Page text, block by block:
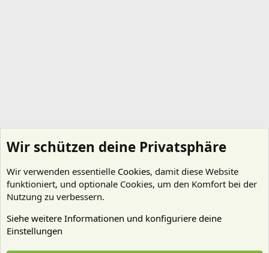
Wir schützen deine Privatsphäre
Wir verwenden essentielle Cookies, damit diese Website
funktioniert, und optionale Cookies, um den Komfort bei der
Nutzung zu verbessern.
Siehe weitere Informationen und konfiguriere deine
Einstellungen